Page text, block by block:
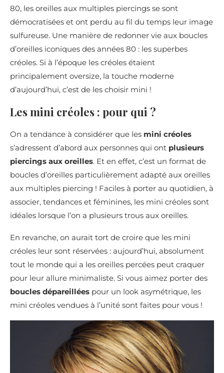
80, les oreilles aux multiples piercings se sont
démocratisées et ont perdu au fil du temps leur image
sulfureuse. Une manière de redonner vie aux boucles
d’oreilles iconiques des années 80 : les superbes
créoles. Si à l’époque les créoles étaient
principalement oversize, la touche moderne
d’aujourd’hui, c’est de les choisir mini !
Les mini créoles : pour qui ?
On a tendance à considérer que les mini créoles
s’adressent d’abord aux personnes qui ont plusieurs
piercings aux oreilles. Et en effet, c’est un format de
boucles d’oreilles particulièrement adapté aux oreilles
aux multiples piercing ! Faciles à porter au quotidien, à
associer, tendances et féminines, les mini créoles sont
idéales lorsque l’on a plusieurs trous aux oreilles.
En revanche, on aurait tort de croire que les mini
créoles leur sont réservées : aujourd’hui, absolument
tout le monde qui a les oreilles percées peut craquer
pour leur allure minimaliste. Si vous aimez porter des
boucles dépareillées pour un look asymétrique, les
mini créoles vendues à l’unité sont faites pour vous !